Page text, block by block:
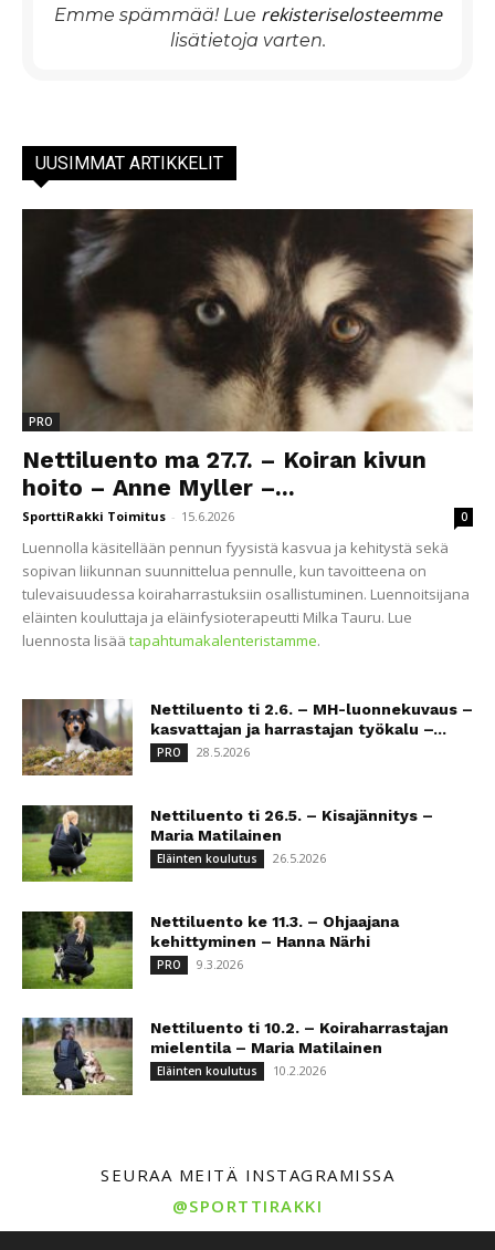
Emme spämmää! Lue rekisteriselosteemme
lisätietoja varten.
UUSIMMAT ARTIKKELIT
PRO
Nettiluento ma 27.7. – Koiran kivun
hoito – Anne Myller –...
SporttiRakki Toimitus - 15.6.2026 0
Luennolla käsitellään pennun fyysistä kasvua ja kehitystä sekä
sopivan liikunnan suunnittelua pennulle, kun tavoitteena on
tulevaisuudessa koiraharrastuksiin osallistuminen. Luennoitsijana
eläinten kouluttaja ja eläinfysioterapeutti Milka Tauru. Lue
luennosta lisää tapahtumakalenteristamme.
Nettiluento ti 2.6. – MH-luonnekuvaus –
kasvattajan ja harrastajan työkalu –...
PRO 28.5.2026
Nettiluento ti 26.5. – Kisajännitys –
Maria Matilainen
Eläinten koulutus 26.5.2026
Nettiluento ke 11.3. – Ohjaajana
kehittyminen – Hanna Närhi
PRO 9.3.2026
Nettiluento ti 10.2. – Koiraharrastajan
mielentila – Maria Matilainen
Eläinten koulutus 10.2.2026
SEURAA MEITÄ INSTAGRAMISSA
@SPORTTIRAKKI